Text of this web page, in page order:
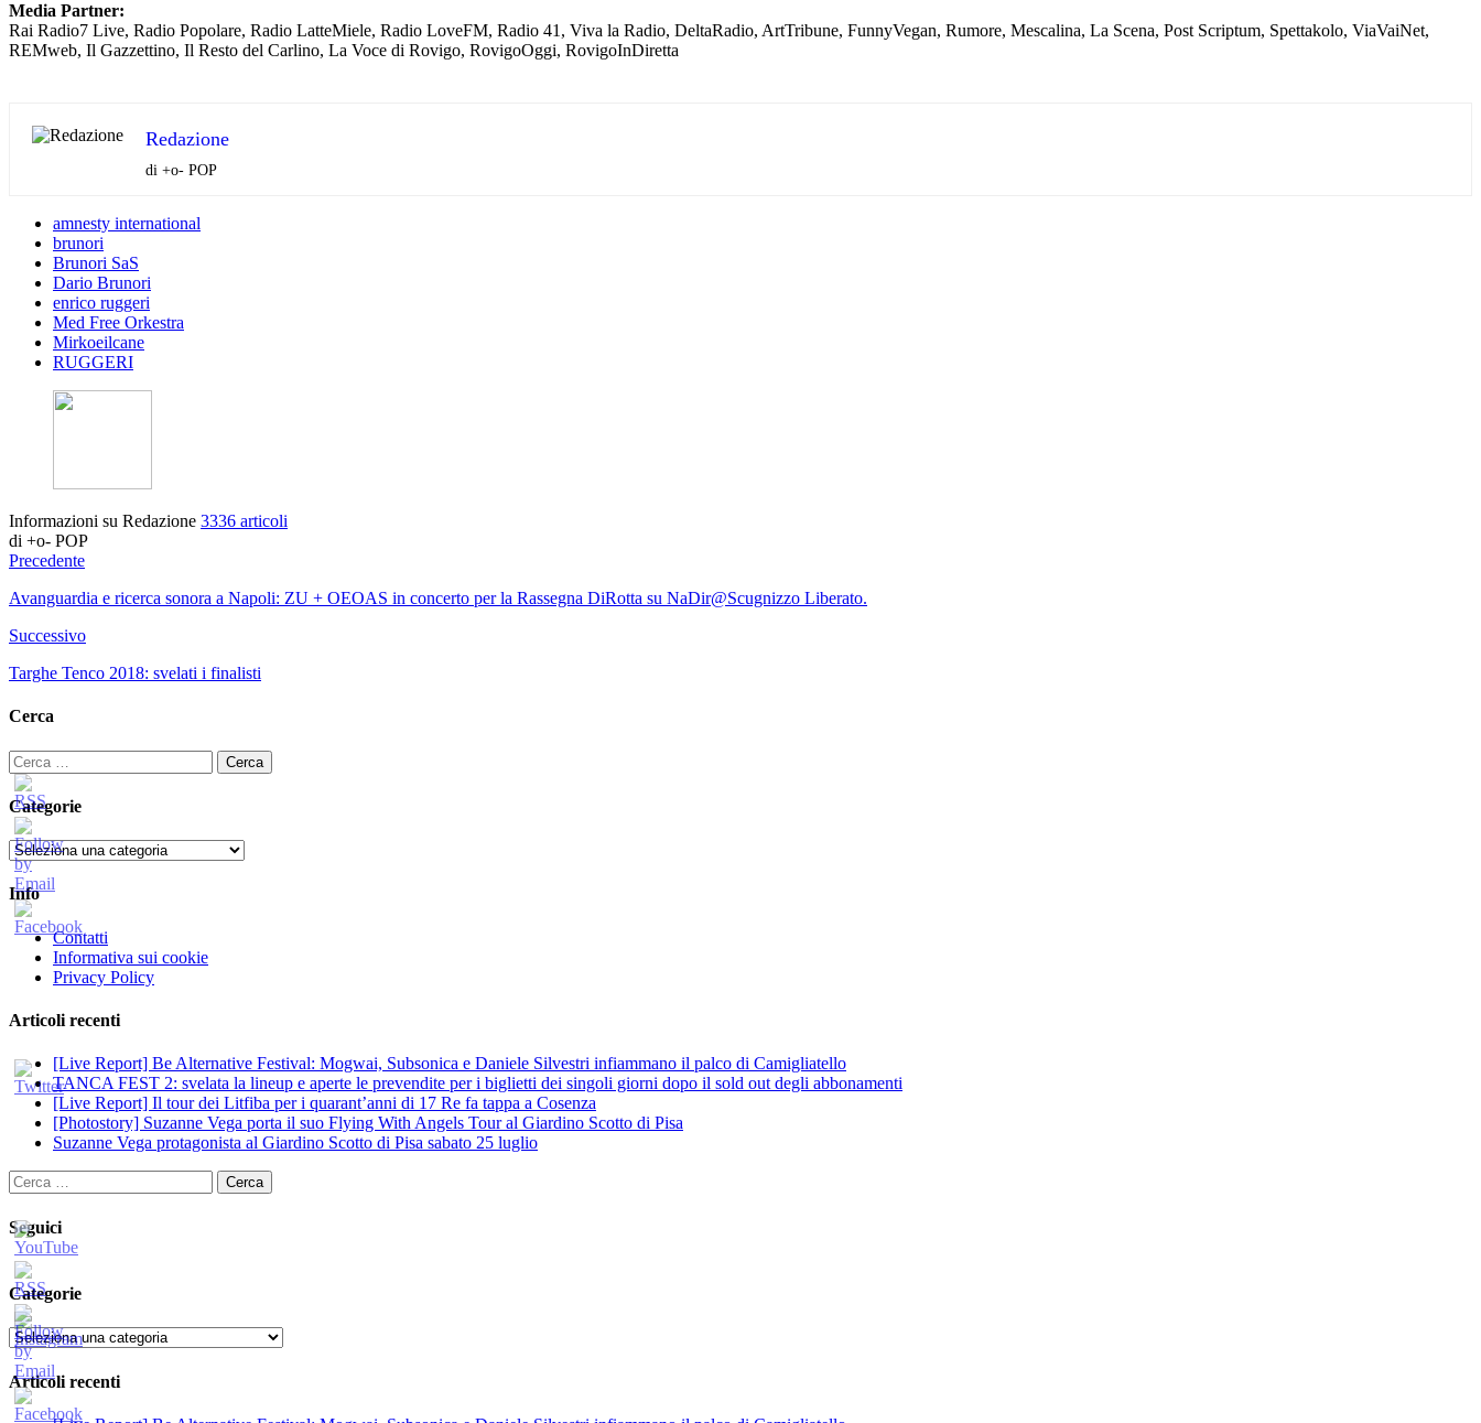
Media Partner:
Rai Radio7 Live, Radio Popolare, Radio LatteMiele, Radio LoveFM, Radio 41, Viva la Radio, DeltaRadio, ArtTribune, FunnyVegan, Rumore, Mescalina, La Scena, Post Scriptum, Spettakolo, ViaVaiNet,
REMweb, Il Gazzettino, Il Resto del Carlino, La Voce di Rovigo, RovigoOggi, RovigoInDiretta
Redazione
di +o- POP
amnesty international
brunori
Brunori SaS
Dario Brunori
enrico ruggeri
Med Free Orkestra
Mirkoeilcane
RUGGERI
Informazioni su Redazione 3336 articoli
di +o- POP
Precedente
Avanguardia e ricerca sonora a Napoli: ZU + OEOAS in concerto per la Rassegna DiRotta su NaDir@Scugnizzo Liberato.
Successivo
Targhe Tenco 2018: svelati i finalisti
Cerca
Ricerca
per:
Categorie
Categorie
Info
Contatti
Informativa sui cookie
Privacy Policy
Articoli recenti
[Live Report] Be Alternative Festival: Mogwai, Subsonica e Daniele Silvestri infiammano il palco di Camigliatello
TANCA FEST 2: svelata la lineup e aperte le prevendite per i biglietti dei singoli giorni dopo il sold out degli abbonamenti
[Live Report] Il tour dei Litfiba per i quarant’anni di 17 Re fa tappa a Cosenza
[Photostory] Suzanne Vega porta il suo Flying With Angels Tour al Giardino Scotto di Pisa
Suzanne Vega protagonista al Giardino Scotto di Pisa sabato 25 luglio
Ricerca
per:
Seguici
Categorie
Categorie
Articoli recenti